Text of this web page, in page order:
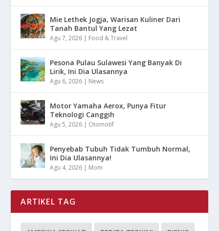
Mie Lethek Jogja, Warisan Kuliner Dari
Tanah Bantul Yang Lezat
Agu 7, 2026 | Food & Travel
Pesona Pulau Sulawesi Yang Banyak Di
Lirik, Ini Dia Ulasannya
Agu 6, 2026 | News
Motor Yamaha Aerox, Punya Fitur
Teknologi Canggih
Agu 5, 2026 | Otomotif
Penyebab Tubuh Tidak Tumbuh Normal,
Ini Dia Ulasannya!
Agu 4, 2026 | Mom
ARTIKEL TAG